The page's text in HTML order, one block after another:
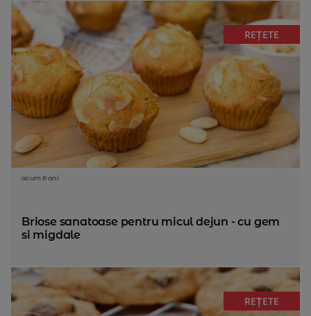
REȚETE
acum 8 ani
Briose sanatoase pentru micul dejun - cu gem
si migdale
REȚETE